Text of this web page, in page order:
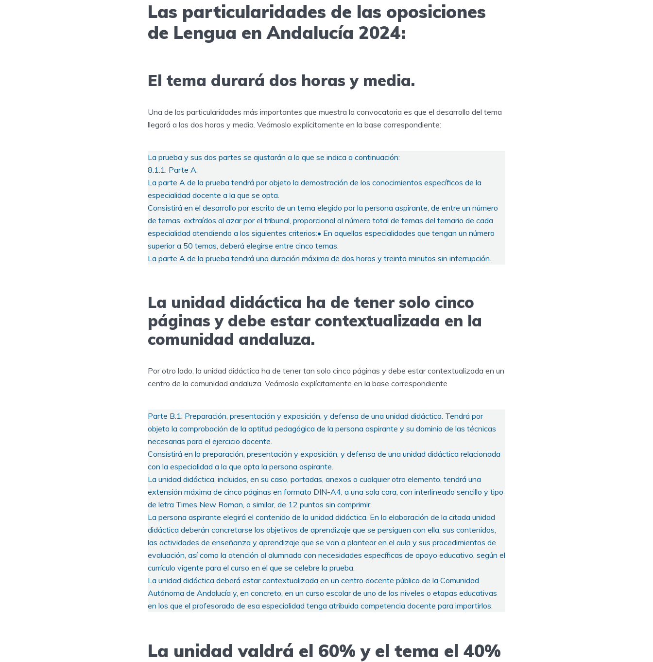
Las particularidades de las oposiciones
de Lengua en Andalucía 2024:
El tema durará dos horas y media.
Una de las particularidades más importantes que muestra la convocatoria es que el desarrollo del tema
llegará a las dos horas y media. Veámoslo explícitamente en la base correspondiente:
La prueba y sus dos partes se ajustarán a lo que se indica a continuación:
8.1.1. Parte A.
La parte A de la prueba tendrá por objeto la demostración de los conocimientos específicos de la
especialidad docente a la que se opta.
Consistirá en el desarrollo por escrito de un tema elegido por la persona aspirante, de entre un número
de temas, extraídos al azar por el tribunal, proporcional al número total de temas del temario de cada
especialidad atendiendo a los siguientes criterios:• En aquellas especialidades que tengan un número
superior a 50 temas, deberá elegirse entre cinco temas.
La parte A de la prueba tendrá una duración máxima de dos horas y treinta minutos sin interrupción.
La unidad didáctica ha de tener solo cinco
páginas y debe estar contextualizada en la
comunidad andaluza.
Por otro lado, la unidad didáctica ha de tener tan solo cinco páginas y debe estar contextualizada en un
centro de la comunidad andaluza. Veámoslo explícitamente en la base correspondiente
Parte B.1: Preparación, presentación y exposición, y defensa de una unidad didáctica. Tendrá por
objeto la comprobación de la aptitud pedagógica de la persona aspirante y su dominio de las técnicas
necesarias para el ejercicio docente.
Consistirá en la preparación, presentación y exposición, y defensa de una unidad didáctica relacionada
con la especialidad a la que opta la persona aspirante.
La unidad didáctica, incluidos, en su caso, portadas, anexos o cualquier otro elemento, tendrá una
extensión máxima de cinco páginas en formato DIN-A4, a una sola cara, con interlineado sencillo y tipo
de letra Times New Roman, o similar, de 12 puntos sin comprimir.
La persona aspirante elegirá el contenido de la unidad didáctica. En la elaboración de la citada unidad
didáctica deberán concretarse los objetivos de aprendizaje que se persiguen con ella, sus contenidos,
las actividades de enseñanza y aprendizaje que se van a plantear en el aula y sus procedimientos de
evaluación, así como la atención al alumnado con necesidades específicas de apoyo educativo, según el
currículo vigente para el curso en el que se celebre la prueba.
La unidad didáctica deberá estar contextualizada en un centro docente público de la Comunidad
Autónoma de Andalucía y, en concreto, en un curso escolar de uno de los niveles o etapas educativas
en los que el profesorado de esa especialidad tenga atribuida competencia docente para impartirlos.
La unidad valdrá el 60% y el tema el 40%